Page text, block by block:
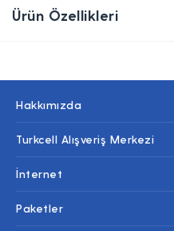
Ürün Özellikleri
Hakkımızda
Turkcell Alışveriş Merkezi
İnternet
Paketler